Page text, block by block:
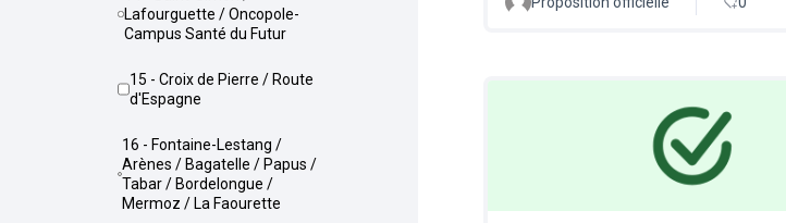
Lafourguette / Oncopole-
Campus Santé du Futur
15 - Croix de Pierre / Route
d'Espagne
16 - Fontaine-Lestang /
Arènes / Bagatelle / Papus /
Tabar / Bordelongue /
Mermoz / La Faourette